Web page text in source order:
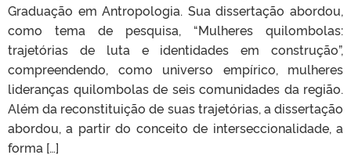
Graduação em Antropologia. Sua dissertação abordou,
como tema de pesquisa, “Mulheres quilombolas:
trajetórias de luta e identidades em construção”,
compreendendo, como universo empírico, mulheres
lideranças quilombolas de seis comunidades da região.
Além da reconstituição de suas trajetórias, a dissertação
abordou, a partir do conceito de interseccionalidade, a
forma […]